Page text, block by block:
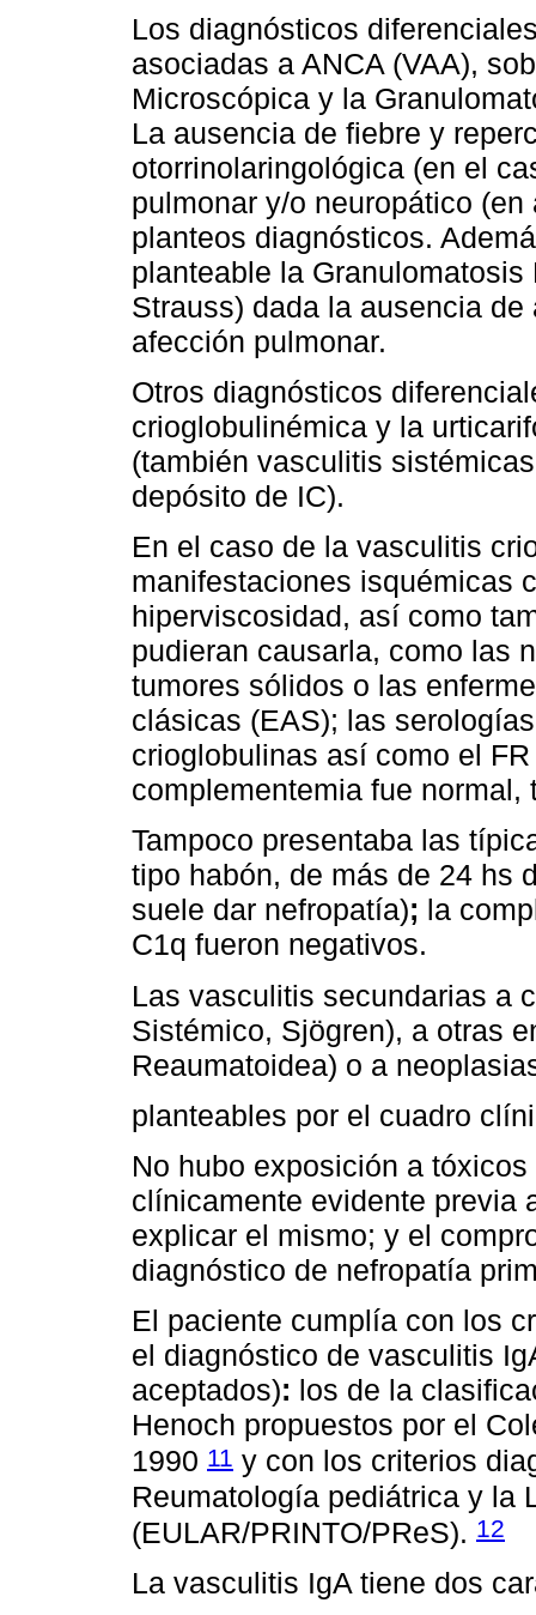
Los diagnósticos
asociadas a ANCA (VAA),
Microscópica y la
La ausencia de fiebre y
otorrinolaringológica (en el
pulmonar y/o neuropático
planteos diagnósticos.
planteable la
Strauss) dada la ausencia
afección pulmonar.
Otros diagnósticos
crioglobulinémica y la
(también vasculitis
depósito de IC).
En el caso de la vasculitis
manifestaciones isquémicas
hiperviscosidad, así como
pudieran causarla, como las
tumores sólidos o las
clásicas (EAS); las
crioglobulinas así como el
complementemia fue
Tampoco presentaba las
tipo habón, de más de 24 hs
suele dar nefropatía); la
C1q fueron negativos.
Las vasculitis secundarias a
Sistémico, Sjögren), a otras
Reaumatoidea) o a
planteables por el cuadro
No hubo exposición a
clínicamente evidente previa
explicar el mismo; y el
diagnóstico de nefropatía
El paciente cumplía con los
el diagnóstico de vasculitis
aceptados): los de la
Henoch propuestos por el
1990 11 y con los criterios
Reumatología pediátrica y la
(EULAR/PRINTO/PReS). 12
La vasculitis IgA tiene dos